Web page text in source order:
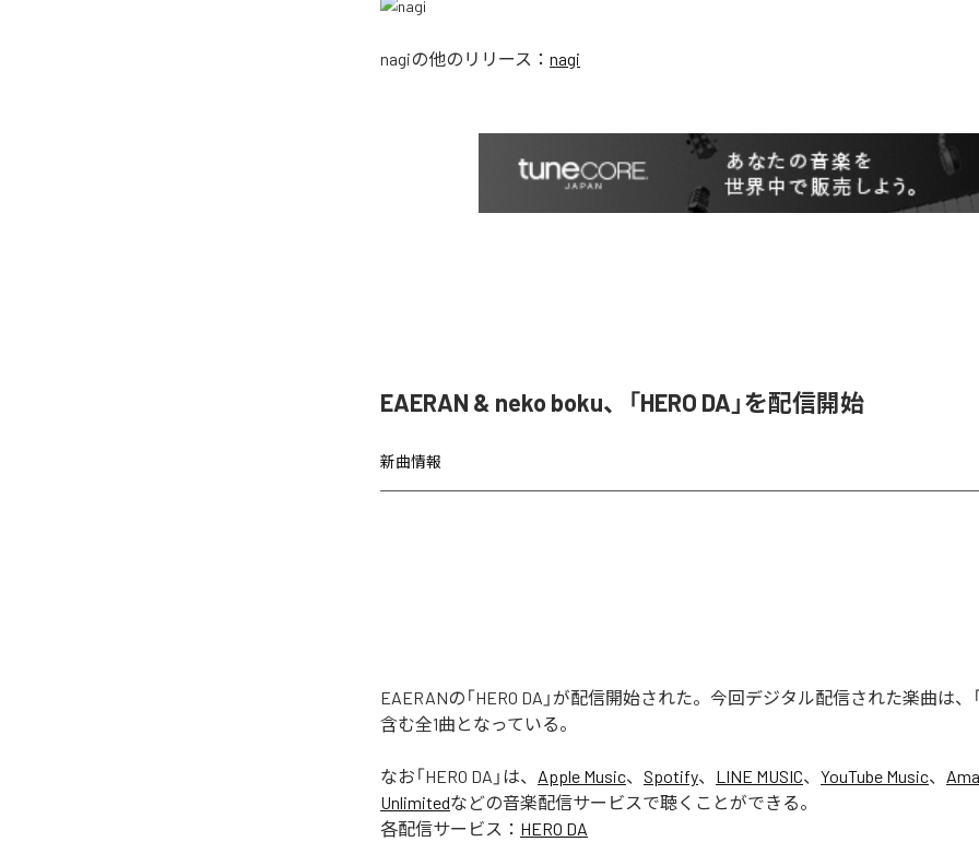
nagiの他のリリース： nagi
EAERAN & neko boku、「HERO DA」を配信開始
新曲情報
EAERANの「HERO DA」が配信開始された。今回デジタル配信された楽曲は、「
含む全1曲となっている。
なお「HERO DA 」は、 Apple Music、 Spotify、 LINE MUSIC、 YouTube Music、
Unlimitedなどの音楽配信サービスで聴くことができる。
各配信サービス： HERO DA